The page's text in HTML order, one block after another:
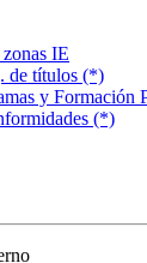
IE
de títulos (*)
y Formación
(*)